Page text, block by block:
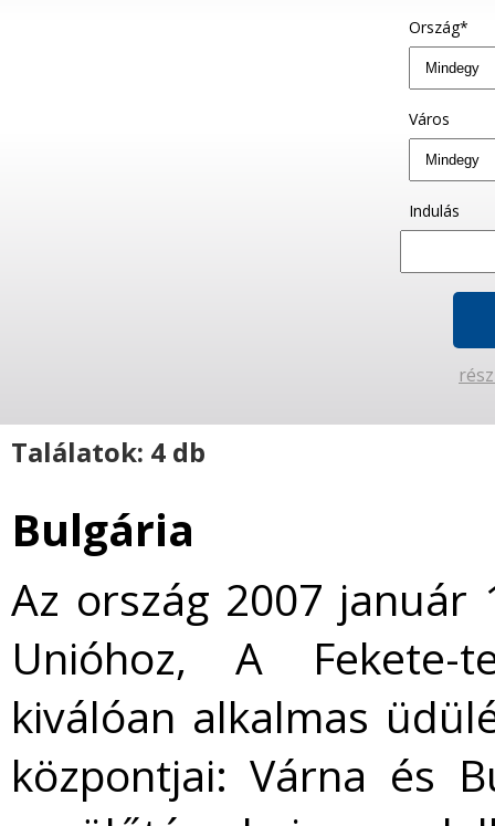
Ország*
Város
Indulás
Találatok: 4 db
Bulgária
Az ország 2007 január
Unióhoz, A Fekete-
kiválóan alkalmas
központjai: Várna és